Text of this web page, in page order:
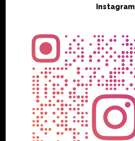
Instagram